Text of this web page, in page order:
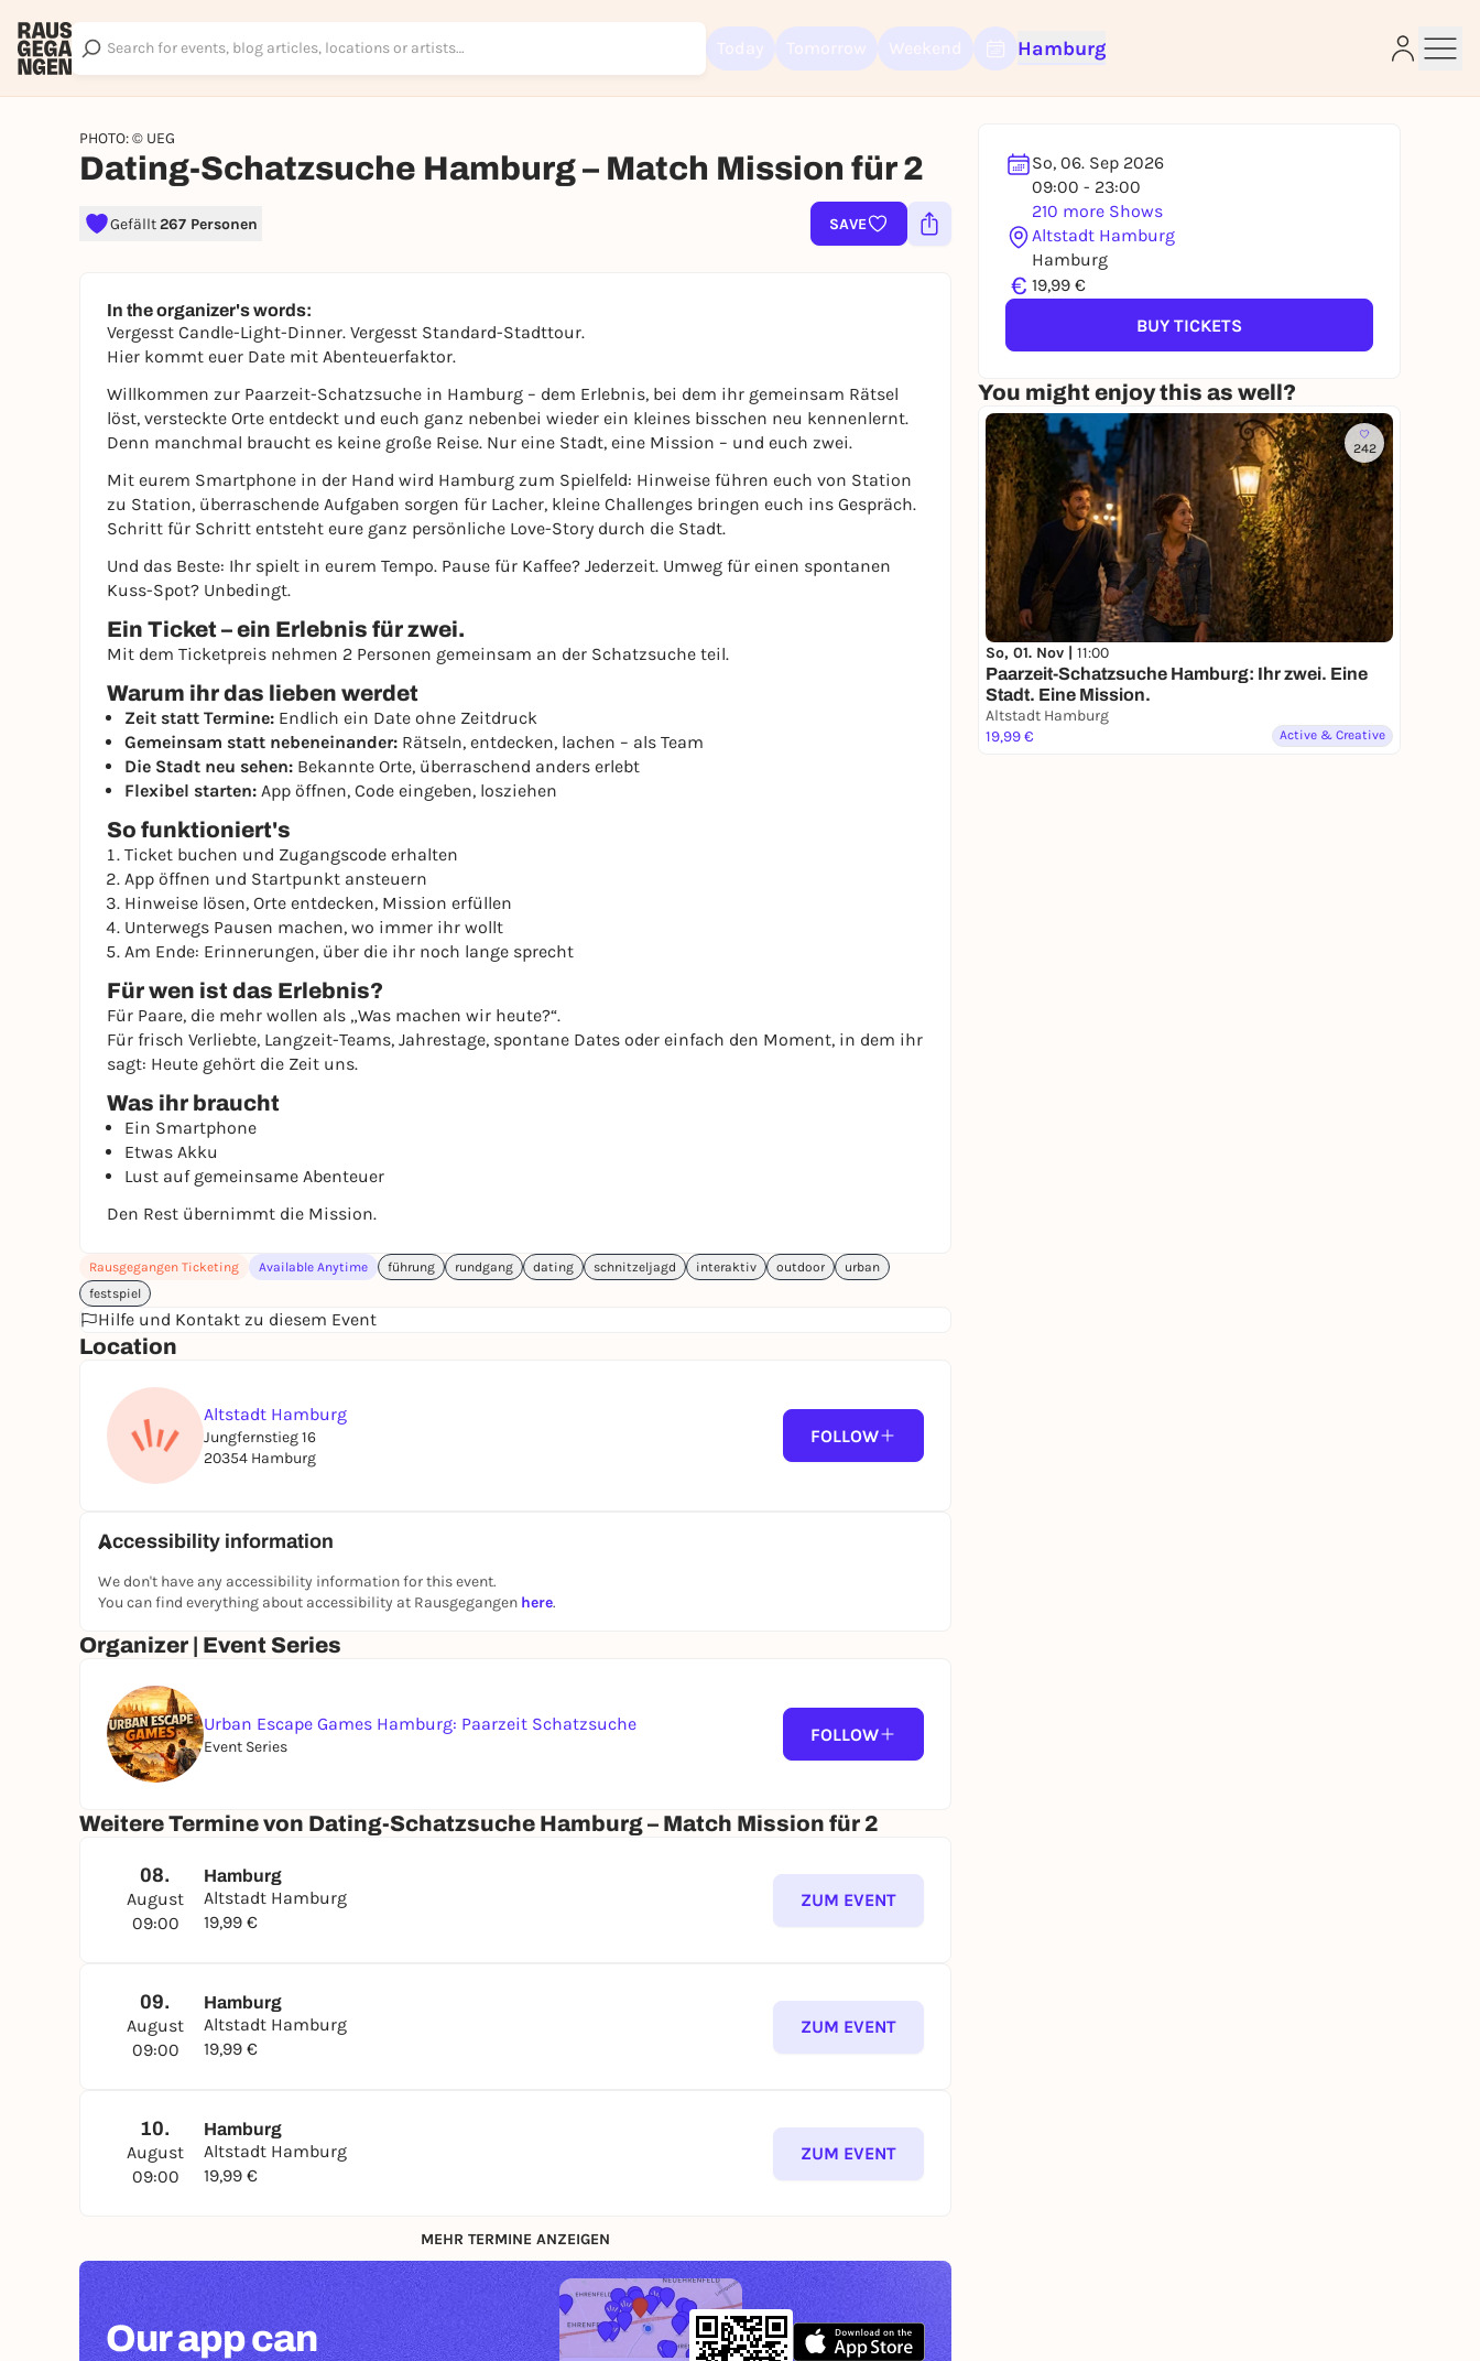
Hamburg
PHOTO: © UEG
Dating-Schatzsuche Hamburg – Match Mission für 2
Gefällt267 Personen SAVE
So, 06. Sep 2026
09:00 - 23:00
210 more Shows
Altstadt Hamburg
Hamburg
€ 19,99 €
BUY TICKETS
You might enjoy this as well?
242
So, 01. Nov | 11:00
Paarzeit-Schatzsuche Hamburg: Ihr zwei. Eine
Stadt. Eine Mission.
Altstadt Hamburg
19,99 €
Active & Creative
In the organizer's words:
Vergesst Candle-Light-Dinner. Vergesst Standard-Stadttour.
Hier kommt euer Date mit Abenteuerfaktor.
Willkommen zur Paarzeit-Schatzsuche in Hamburg – dem Erlebnis, bei dem ihr gemeinsam Rätsel
löst, versteckte Orte entdeckt und euch ganz nebenbei wieder ein kleines bisschen neu kennenlernt.
Denn manchmal braucht es keine große Reise. Nur eine Stadt, eine Mission – und euch zwei.
Mit eurem Smartphone in der Hand wird Hamburg zum Spielfeld: Hinweise führen euch von Station
zu Station, überraschende Aufgaben sorgen für Lacher, kleine Challenges bringen euch ins Gespräch.
Schritt für Schritt entsteht eure ganz persönliche Love-Story durch die Stadt.
Und das Beste: Ihr spielt in eurem Tempo. Pause für Kaffee? Jederzeit. Umweg für einen spontanen
Kuss-Spot? Unbedingt.
Ein Ticket – ein Erlebnis für zwei.
Mit dem Ticketpreis nehmen 2 Personen gemeinsam an der Schatzsuche teil.
Warum ihr das lieben werdet
Zeit statt Termine: Endlich ein Date ohne Zeitdruck
Gemeinsam statt nebeneinander: Rätseln, entdecken, lachen – als Team
Die Stadt neu sehen: Bekannte Orte, überraschend anders erlebt
Flexibel starten: App öffnen, Code eingeben, losziehen
So funktioniert's
Ticket buchen und Zugangscode erhalten
App öffnen und Startpunkt ansteuern
Hinweise lösen, Orte entdecken, Mission erfüllen
Unterwegs Pausen machen, wo immer ihr wollt
Am Ende: Erinnerungen, über die ihr noch lange sprecht
Für wen ist das Erlebnis?
Für Paare, die mehr wollen als „Was machen wir heute?“.
Für frisch Verliebte, Langzeit-Teams, Jahrestage, spontane Dates oder einfach den Moment, in dem ihr
sagt: Heute gehört die Zeit uns.
Was ihr braucht
Ein Smartphone
Etwas Akku
Lust auf gemeinsame Abenteuer
Den Rest übernimmt die Mission.
Rausgegangen Ticketing Available Anytime führung rundgang dating schnitzeljagd interaktiv outdoor
urban
festspiel
Hilfe und Kontakt zu diesem Event
Location
Altstadt Hamburg
Jungfernstieg 16
20354 Hamburg
FOLLOW
Accessibility information
We don't have any accessibility information for this event.
You can find everything about accessibility at Rausgegangen here.
Organizer | Event Series
Urban Escape Games Hamburg: Paarzeit Schatzsuche
Event Series
FOLLOW
Weitere Termine von Dating-Schatzsuche Hamburg – Match Mission für 2
08.
August
09:00
Hamburg
Altstadt Hamburg
19,99 €
ZUM EVENT
09.
August
09:00
Hamburg
Altstadt Hamburg
19,99 €
ZUM EVENT
10.
August
09:00
Hamburg
Altstadt Hamburg
19,99 €
ZUM EVENT
MEHR TERMINE ANZEIGEN
Our app can
Sign up for free and get started right away
To like events, follow pages, or participate in lotteries, you need a free